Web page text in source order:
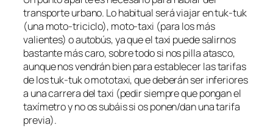
transporte urbano. Lo habitual será viajar en tuk-tuk
(una moto-triciclo), moto-taxi (para los más
valientes) o autobús, ya que el taxi puede salirnos
bastante más caro, sobre todo si nos pilla atasco,
aunque nos vendrán bien para establecer las tarifas
de los tuk-tuk o mototaxi, que deberán ser inferiores
a una carrera del taxi (pedir siempre que pongan el
taxímetro y no os subáis si os ponen/dan una tarifa
previa).